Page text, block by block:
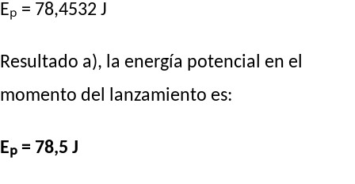
Eₚ = 78,4532 J
Resultado a), la energía potencial en el
momento del lanzamiento es:
Eₚ = 78,5 J